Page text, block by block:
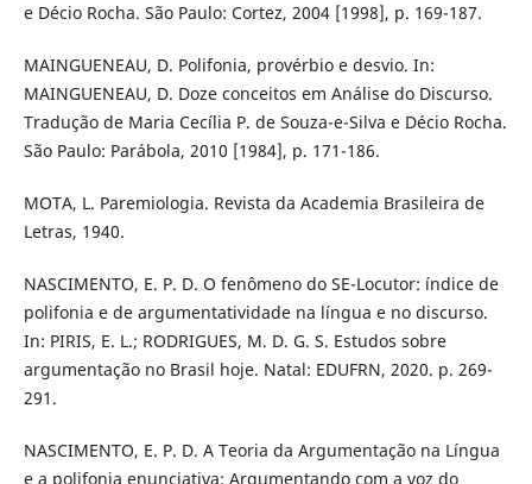
e Décio Rocha. São Paulo: Cortez, 2004 [1998], p. 169-187.
MAINGUENEAU, D. Polifonia, provérbio e desvio. In:
MAINGUENEAU, D. Doze conceitos em Análise do Discurso.
Tradução de Maria Cecília P. de Souza-e-Silva e Décio Rocha.
São Paulo: Parábola, 2010 [1984], p. 171-186.
MOTA, L. Paremiologia. Revista da Academia Brasileira de
Letras, 1940.
NASCIMENTO, E. P. D. O fenômeno do SE-Locutor: índice de
polifonia e de argumentatividade na língua e no discurso.
In: PIRIS, E. L.; RODRIGUES, M. D. G. S. Estudos sobre
argumentação no Brasil hoje. Natal: EDUFRN, 2020. p. 269-
291.
NASCIMENTO, E. P. D. A Teoria da Argumentação na Língua
e a polifonia enunciativa: Argumentando com a voz do